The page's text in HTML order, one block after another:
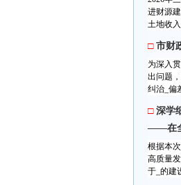
进财源
土地收
□ 市财
为深入
出问题
纠治_偏
□ 深学
——在
根据本
高质量
于_的建